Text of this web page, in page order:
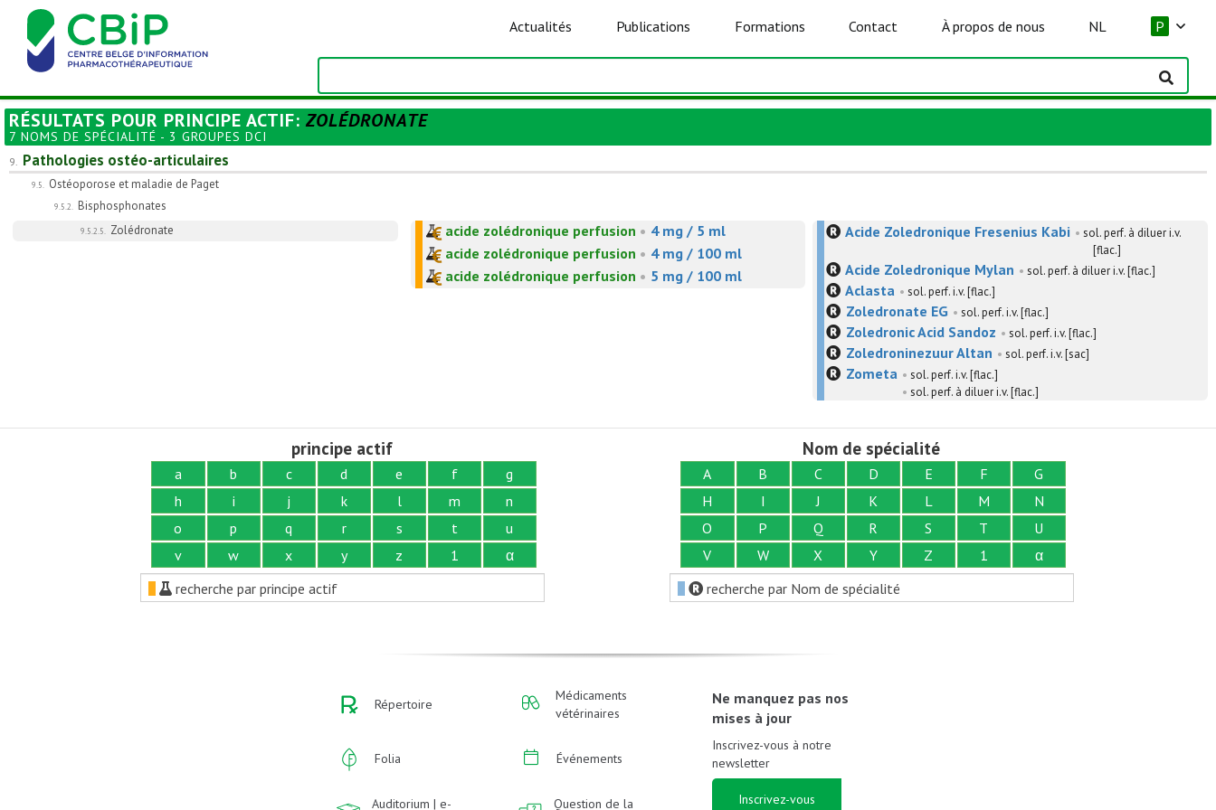
Actualités Publications Formations Contact À propos de nous NL P
RÉSULTATS POUR PRINCIPE ACTIF: ZOLÉDRONATE
7 NOMS DE SPÉCIALITÉ - 3 GROUPES DCI
9. Pathologies ostéo-articulaires
9.5. Ostéoporose et maladie de Paget
9.5.2. Bisphosphonates
9.5.2.5. Zolédronate acide zolédronique perfusion • 4 mg / 5 ml
acide zolédronique perfusion • 4 mg / 100 ml
acide zolédronique perfusion • 5 mg / 100 ml
Acide Zoledronique Fresenius Kabi •sol. perf. à diluer i.v.
[flac.]
Acide Zoledronique Mylan •sol. perf. à diluer i.v. [flac.]
Aclasta •sol. perf. i.v. [flac.]
Zoledronate EG •sol. perf. i.v. [flac.]
Zoledronic Acid Sandoz •sol. perf. i.v. [flac.]
Zoledroninezuur Altan •sol. perf. i.v. [sac]
Zometa •sol. perf. i.v. [flac.]
•sol. perf. à diluer i.v. [flac.]
principe actif
a b c d e f
g
h
i j k l m
n
o
p q r s t
u
v
w x y z 1
α
recherche par principe actif
Nom de spécialité
A B C D E F
G
H
I J K L M
N
O
P Q R S T
U
V
W X Y Z 1
α
recherche par Nom de spécialité
Répertoire
Folia
Auditorium | e-
Médicaments
vétérinaires
Événements
Question de la
Ne manquez pas nos
mises à jour
Inscrivez-vous à notre
newsletter
Inscrivez-vous